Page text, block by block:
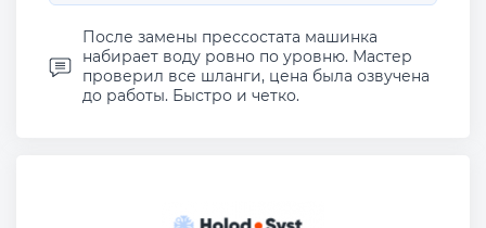
После замены прессостата машинка
набирает воду ровно по уровню. Мастер
проверил все шланги, цена была озвучена
до работы. Быстро и четко.